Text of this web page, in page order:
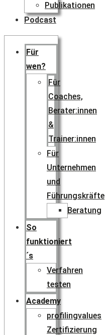
Publikationen
Podcast
Für
wen?
Für
Coaches,
Berater:innen
&
Trainer:innen
Für
Unternehmen
und
Führungskräfte
Beratung
So
funktioniert
´s
Verfahren
testen
Academy
profilingvalues
Zertifizierung